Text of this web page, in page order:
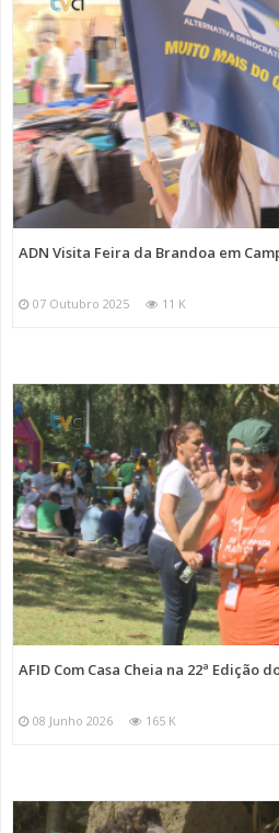
ADN Visita Feira da Brandoa em
07 Outubro 2025 11 K
AFID Com Casa Cheia na 22ª Edição
08 Junho 2026 165 K